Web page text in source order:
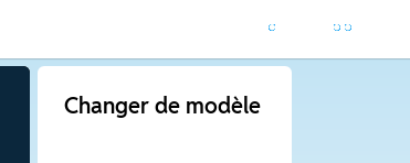
Changer de modèle